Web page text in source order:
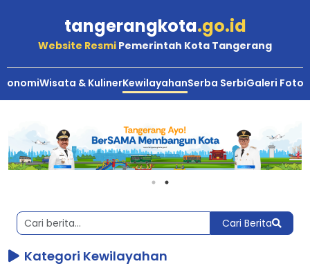
tangerangkota.go.id
Website Resmi Pemerintah Kota Tangerang
Wisata & KulinerKewilayahanSerba SerbiGaleri Foto
Kota
Tangerang
Cari Berita
Kategori Kewilayahan